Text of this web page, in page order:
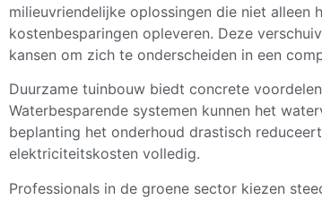
milieuvriendelijke oplossingen die niet
kostenbesparingen opleveren. Deze
kansen om zich te onderscheiden in een
Duurzame tuinbouw biedt concrete
Waterbesparende systemen kunnen het
beplanting het onderhoud drastisch
elektriciteitskosten volledig.
Professionals in de groene sector kiezen